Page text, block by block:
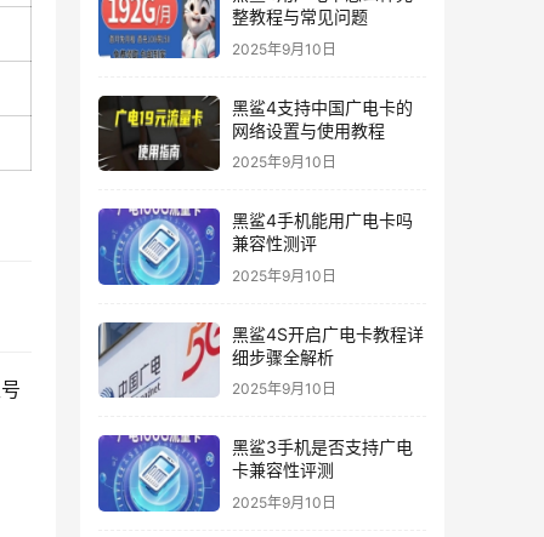
整教程与常见问题
2025年9月10日
黑鲨4支持中国广电卡的
网络设置与使用教程
2025年9月10日
黑鲨4手机能用广电卡吗
兼容性测评
2025年9月10日
黑鲨4S开启广电卡教程详
细步骤全解析
2025年9月10日
黑鲨3手机是否支持广电
卡兼容性评测
2025年9月10日